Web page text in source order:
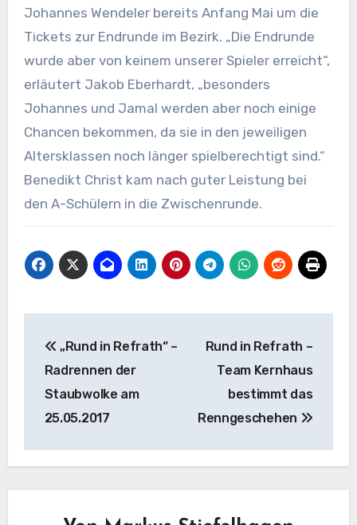
Johannes Wendeler bereits Anfang Mai um die
Tickets zur Endrunde im Bezirk. „Die Endrunde
wurde aber von keinem unserer Spieler erreicht“,
erläutert Jakob Eberhardt, „besonders
Johannes und Jamal werden aber noch einige
Chancen bekommen, da sie in den jeweiligen
Altersklassen noch länger spielberechtigt sind.“
Benedikt Christ kam nach guter Leistung bei
den A-Schülern in die Zwischenrunde.
„Rund in Refrath“ –
Radrennen der
Staubwolke am
25.05.2017
Rund in Refrath –
Team Kernhaus
bestimmt das
Renngeschehen